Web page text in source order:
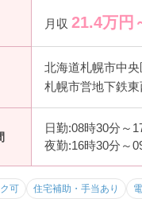
月収 21.4万円
北海道札幌市中央
札幌市営地下鉄
日勤:08時30分～
夜勤:16時30分～
可 住宅補助・手当あり